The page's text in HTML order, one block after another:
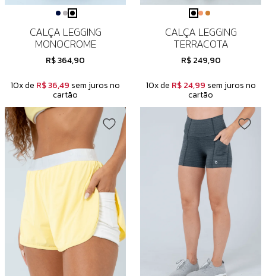
CALÇA LEGGING
MONOCROME
R$ 364,90
10x de R$ 36,49 sem juros no
cartão
CALÇA LEGGING
TERRACOTA
R$ 249,90
10x de R$ 24,99 sem juros no
cartão